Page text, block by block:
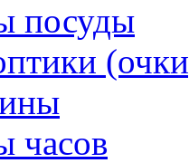
посуды
часов